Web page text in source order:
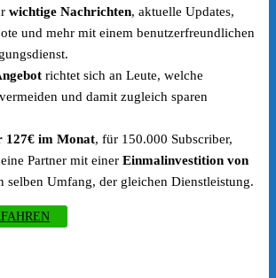
wichtige Nachrichten, aktuelle Updates,
und mehr mit einem benutzerfreundlichen
richtet sich an Leute, welche
und damit zugleich sparen
127€ im Monat, für 150.000 Subscriber,
Partner mit einer Einmalinvestition von
selben Umfang, der gleichen Dienstleistung.